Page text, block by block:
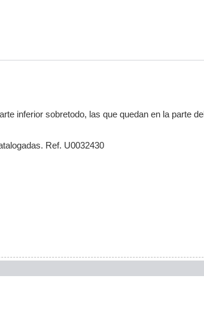
inferior sobretodo, las que quedan en la parte del
Ref. U0032430